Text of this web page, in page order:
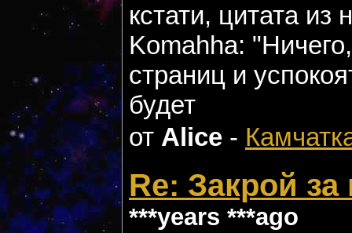
кстати, цитата из
Komahha:
страниц и
будет
от Alice -
Re: Закрой
***years ***ago